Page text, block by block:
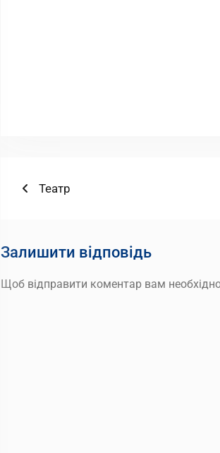
Навігація
Попередній
Театр
Залишити відповідь
Щоб відправити коментар вам